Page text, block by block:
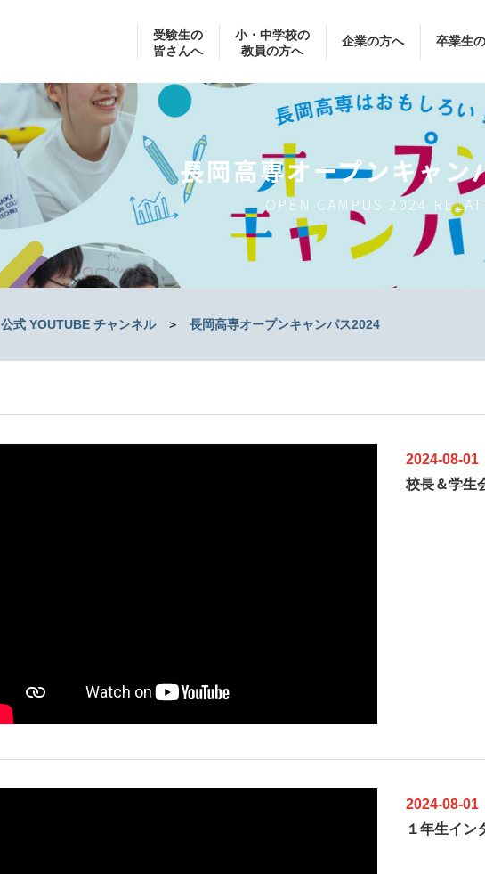
受験生の
皆さんへ
小・中学校の
教員の方へ
企業の方へ 卒業生
長岡高専オープンキャン
OPEN CAMPUS 2024
公式 YOUTUBE チャンネル ＞ 長岡高専オープンキャンパス2024
2024-08-01
校長＆学生
2024-08-01
１年生イン